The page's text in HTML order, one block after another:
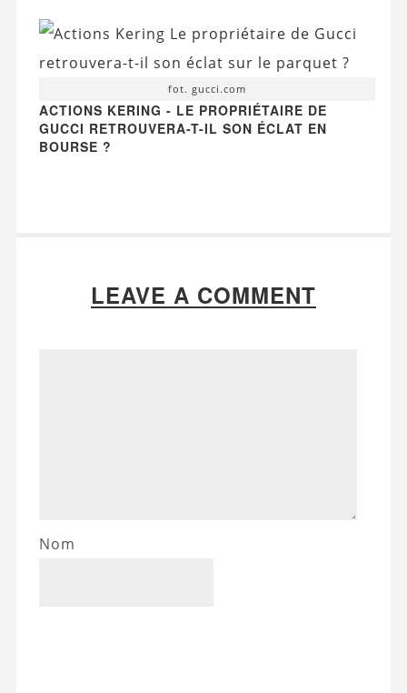
fot. gucci.com
ACTIONS KERING - LE PROPRIÉTAIRE DE
GUCCI RETROUVERA-T-IL SON ÉCLAT EN
BOURSE ?
LEAVE A COMMENT
Nom